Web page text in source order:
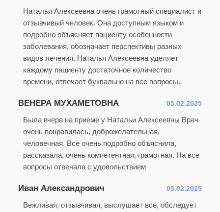
Наталья Алексеевна очень грамотный специалист и
отзывчивый человек. Она доступным языком и
подробно объясняет пациенту особенности
заболевания, обозначает перспективы разных
видов лечения. Наталья Алексеевна уделяет
каждому пациенту достаточное количество
времени, отвечает буквально на все вопросы.
ВЕНЕРА МУХАМЕТОВНА 05.02.2025
Была вчера на приеме у Натальи Алексеевны Врач
очень понравилась, доброжелательная,
человечная. Все очень подробно объяснила,
рассказала, очень компетентная, грамотная. На все
вопросы отвечала с удовольствием
Иван Александрович 05.02.2025
Вежливая, отзывчивая, выслушает всё, обследует